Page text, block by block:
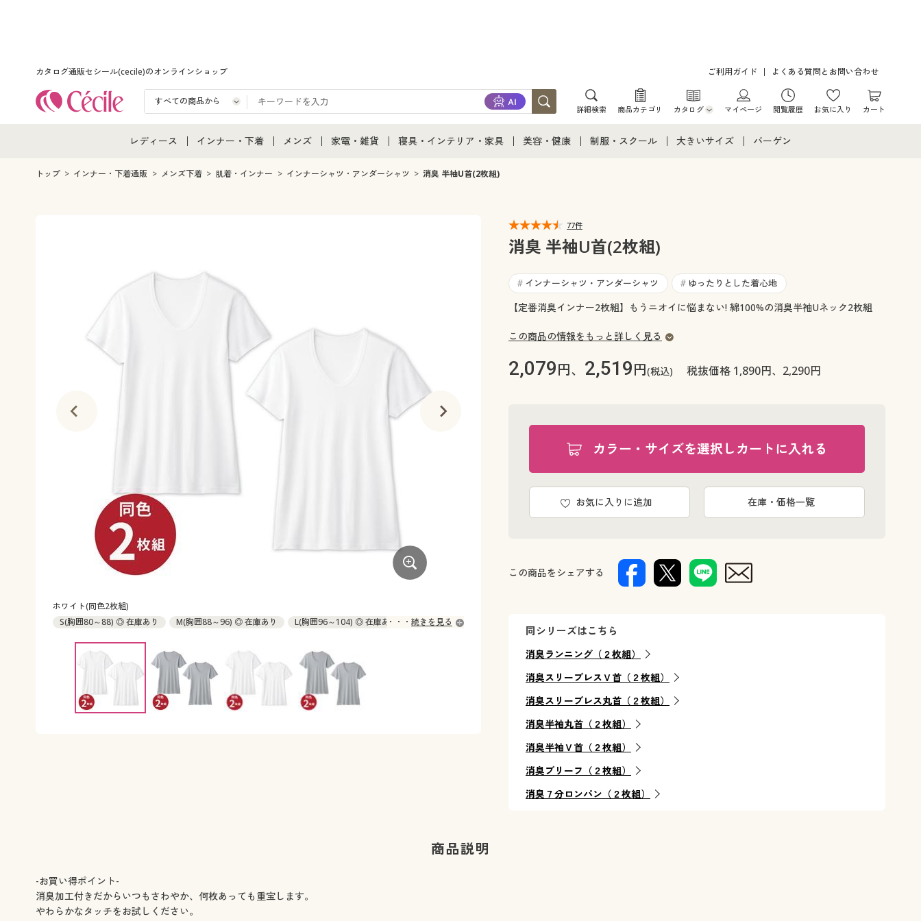
カタログ通販セシール(cecile)のオンラインショップ ご利用ガイド よくある質問とお問い合わせ
詳細検索 商品カテゴリ カタログ
カタログ・チラシからのご注文
マイページ 閲覧履歴 お気に入り カート
レディース
レディース通販すべて
インナー・下着
インナー・下着通販すべて
ジュニア・ティーンズ下着
メンズ
メンズ通販すべて
家電・雑貨
家電・雑貨すべて
寝具・インテリア・家具
寝具・インテリア・家具通販すべて
カーテン・ラグ・ファブリック
美容・健康 制服・スクール
ジュニア・ティーンズ下着
大きいサイズ
大きいサイズ メンズ
大きいサイズ 事務・制服
バーゲン
トップ インナー・下着通販 メンズ下着 肌着・インナー インナーシャツ・アンダーシャツ 消臭 半袖U首(2枚組)
ホワイト(同色2枚組)
S(胸囲80～88) ◎ 在庫あり
M(胸囲88～96) ◎ 在庫あり
L(胸囲96～104) ◎ 在庫あり
続きを見る
77件
消臭 半袖U首(2枚組)
# インナーシャツ・アンダーシャツ # ゆったりとした着心地
【定番消臭インナー2枚組】もうニオイに悩まない! 綿100%の消臭半袖Uネック2枚組
この商品の情報をもっと詳しく見る
2,079円、 2,519円(税込) 税抜価格 1,890円、2,290円
カラー・サイズを選択しカートに入れる
お気に入りに追加 在庫・価格一覧
この商品をシェアする
同シリーズはこちら
消臭ランニング（２枚組）
消臭スリーブレスＶ首（２枚組）
消臭スリーブレス丸首（２枚組）
消臭半袖丸首（２枚組）
消臭半袖Ｖ首（２枚組）
消臭ブリーフ（２枚組）
消臭７分ロンパン（２枚組）
商品説明
-お買い得ポイント-
消臭加工付きだからいつもさわやか、何枚あっても重宝します。
やわらかなタッチをお試しください。